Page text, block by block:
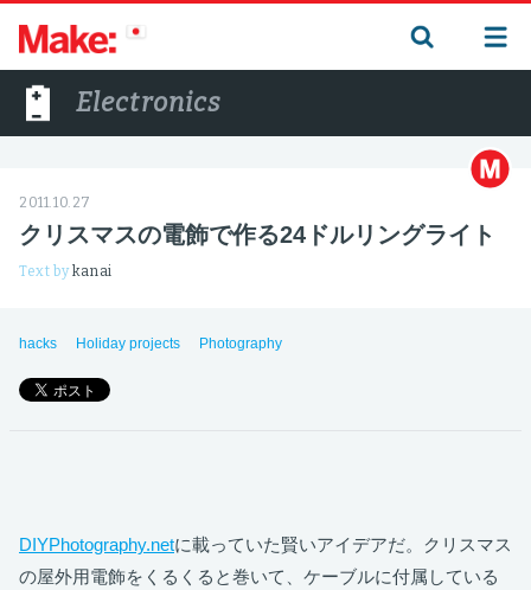
Electronics
2011.10.27
クリスマスの電飾で作る24ドルリングライト
Text bykanai
hacks Holiday projects Photography
DIYPhotography.netに載っていた賢いアイデアだ。クリスマス
の屋外用電飾をくるくると巻いて、ケーブルに付属している